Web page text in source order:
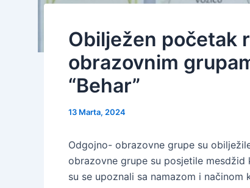
Obilježen početak
obrazovnim
“Behar”
13 Marta, 2024
Odgojno- obrazovne grupe su
obrazovne grupe su posjetile mesdžid
su se upoznali sa namazom i načinom